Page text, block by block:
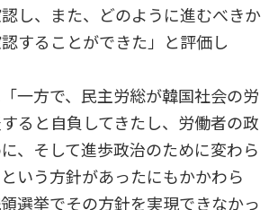
し、また、どのように進むべきか
することができた」と評価し
一方で、民主労総が韓国社会の労
ると自負してきたし、労働者の政
、そして進歩政治のために変わら
いう方針があったにもかかわら
選挙でその方針を実現できなかっ